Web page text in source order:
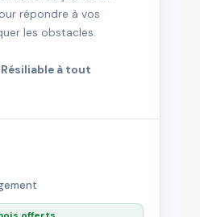
répondre à vos
les obstacles.
à tout